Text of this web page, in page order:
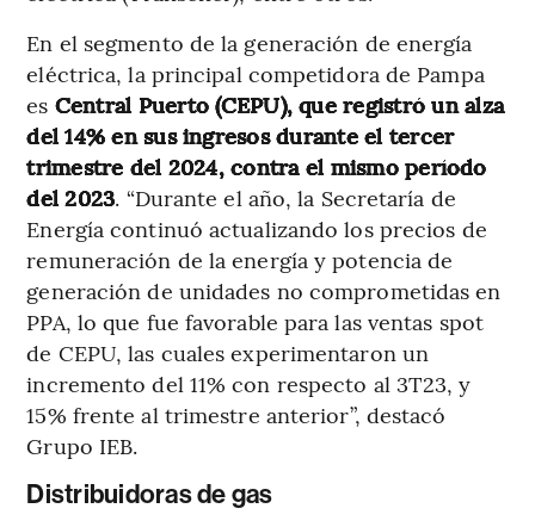
En el segmento de la generación de energía
eléctrica, la principal competidora de Pampa
es Central Puerto (CEPU), que registró un alza
del 14% en sus ingresos durante el tercer
trimestre del 2024, contra el mismo período
del 2023. “Durante el año, la Secretaría de
Energía continuó actualizando los precios de
remuneración de la energía y potencia de
generación de unidades no comprometidas en
PPA, lo que fue favorable para las ventas spot
de CEPU, las cuales experimentaron un
incremento del 11% con respecto al 3T23, y
15% frente al trimestre anterior”, destacó
Grupo IEB.
Distribuidoras de gas